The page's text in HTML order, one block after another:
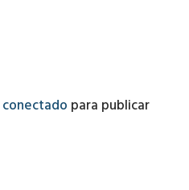
conectado para publicar